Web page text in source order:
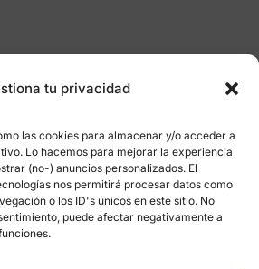
tu privacidad
las cookies para almacenar y/o acceder a
Lo hacemos para mejorar la experiencia
(no-) anuncios personalizados. El
nos permitirá procesar datos como
o los ID's únicos en este sitio. No
puede afectar negativamente a